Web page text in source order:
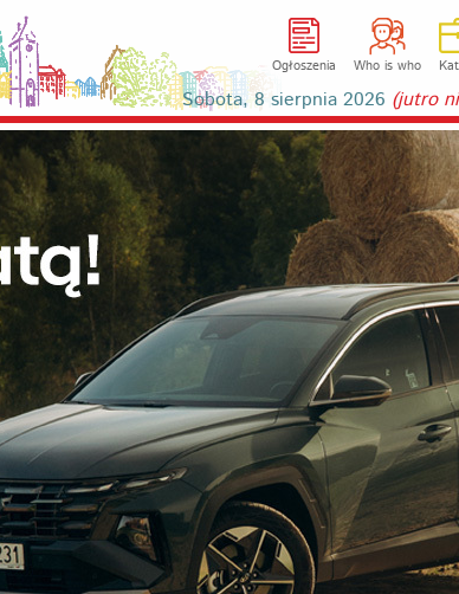
Ogłoszenia Who is who
Sobota, 8 sierpnia 2026 (jutro